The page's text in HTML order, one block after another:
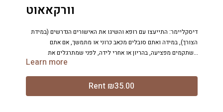
וורקאאוט
דיסקליימר: התייעצו עם רופא והשיגו את האישורים הנדרשים (במידת
הצורך), במידה ואתם סובלים מכאב כרוני או מתמשך, אם אתם
משתקמים מפציעה, בהריון או אחרי לידה, לפני שמתרגלים את
Learn more
Rent ₪35.00